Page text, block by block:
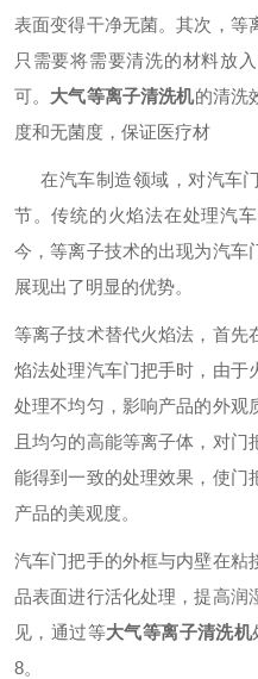
表面变得干净无菌。其次，等
只需要将需要清洗的材料放
可。 大气等离子清洗机的清洗
度和无菌度，保证医疗材
在汽车制造领域，对汽车
节。传统的火焰法在处理汽
今，等离子技术的出现为汽车
展现出了明显的优势。
等离子技术替代火焰法，首先
焰法处理汽车门把手时，由于
处理不均匀，影响产品的外观
且均匀的高能等离子体，对
能得到一致的处理效果，使门
产品的美观度。
汽车门把手的外框与内壁在粘
品表面进行活化处理，提高润
见，通过等大气等离子清洗机
8。